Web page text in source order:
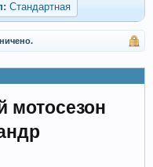
Стандартная
мотосезон